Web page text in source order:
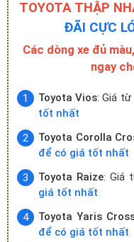
TOYOTA THẬP
ĐÃI CỰC
Các dòng xe đủ
ngay
Toyota Vios: Giá từ
tốt nhất
Toyota Corolla
để có giá tốt nhất
Toyota Raize: Giá
giá tốt nhất
Toyota Yaris
để có giá tốt nhất